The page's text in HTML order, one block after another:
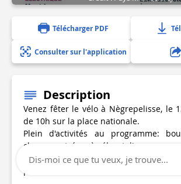
Télécharger PDF
Consulter sur l'application
Description
Venez fêter le vélo à Nègrepelisse, le
de 10h sur la place nationale.
Plein d'activités au programme:
chasse au trésor à vélo, atelier
Ambiance festive et possibilité de
place
Dis-moi ce que tu veux, je trouve...